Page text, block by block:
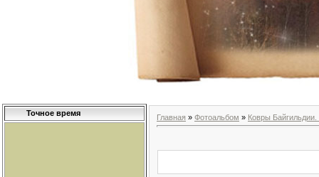
Точное время Главная » Фотоальбом » Ковры Байгильдии.